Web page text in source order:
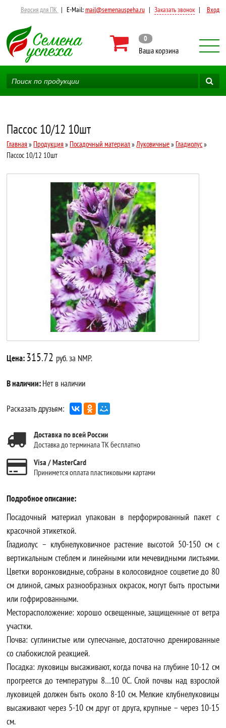
Версия для ПК | E-Mail:mail@semenauspeha.ru | Заказать звонок | Вход
0
Ваша корзина
Пассос 10/12 10шт
Главная » Продукция » Посадочный материал» Луковичные» Гладиолус»
Пассос 10/12 10шт
Цена:315.72 руб. за NMP.
В наличии:Нет в наличии
Расказать друзьям:
Доставка по всей России
Доставка до терминала ТК бесплатно
Visa / MasterCard
Принимется оплата пластиковыми картами
Подробное описание:
Посадочный материал упакован в перфорированный пакет с
красочной этикеткой.
Гладиолус – клубнелуковичное растение высотой 50-150 см с
вертикальным стеблем и линейными или мечевидными листьями.
Цветки воронковидные, собраны в колосовидное соцветие до 80
см длиной, самых разнообразных окрасок, могут быть простыми
или гофрированными.
Месторасположение: хорошо освещенные, защищенные от ветра
участки.
Почва: суглинистые или супесчаные, достаточно дренированные
со слабокислой реакцией.
Посадка: луковицы высаживают, когда почва на глубине 10-12 см
прогреется до температуры 8…10 0С. Слой почвы над взрослой
луковицей должен быть около 8-10 см. Мелкие клубнелуковицы
высаживают через 5-10 см друг от друга, крупные – через 10-15
см.